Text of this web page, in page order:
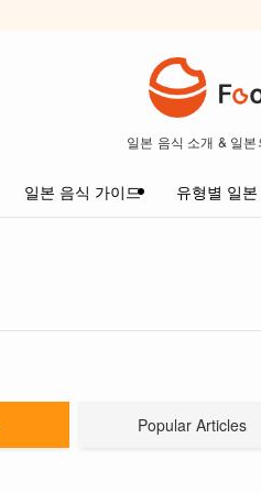
일본 음식 소개 & 일
일본 음식 가이드 유형별 일
Popular Articles